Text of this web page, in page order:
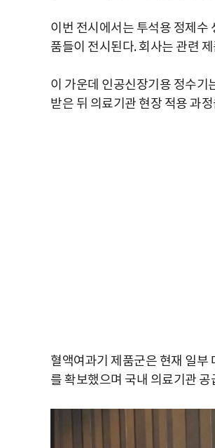
이번 전시에서는 투석용 정제수
품들이 전시된다. 회사는 관련
이 가운데 인공신장기용 정수기
받은 뒤 의료기관 현장 적용 과
혈액여과기 제품군은 현재 일부
를 확보했으며 국내 의료기관